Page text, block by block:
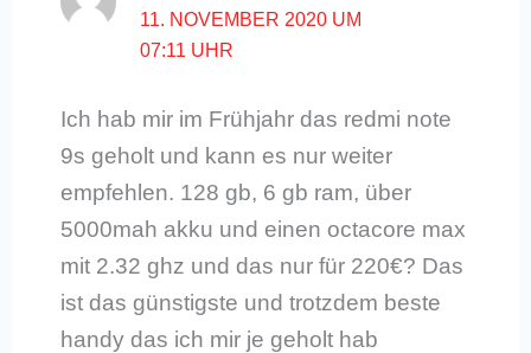
11. NOVEMBER 2020 UM
07:11 UHR
Ich hab mir im Frühjahr das redmi note
9s geholt und kann es nur weiter
empfehlen. 128 gb, 6 gb ram, über
5000mah akku und einen octacore max
mit 2.32 ghz und das nur für 220€? Das
ist das günstigste und trotzdem beste
handy das ich mir je geholt hab